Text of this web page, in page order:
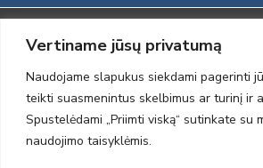
Vertiname jūsų privatumą
Naudojame slapukus siekdami pagerinti
teikti suasmenintus skelbimus ar turinį ir
Spustelėdami „Priimti viską“ sutinkate su
naudojimo taisyklėmis.
Portalas sukurtas įgyvendinant Lietuvos
ekonominės erdvės ir Norvegijos finansinių
finansuojamą paprojektį
„LOD visuomeninės /gamtosauginės veiklos
formavimas įtraukiant visuomenę į
(paprojekčio
įgyvendinimo sutarties numeris 2004-LT0008-